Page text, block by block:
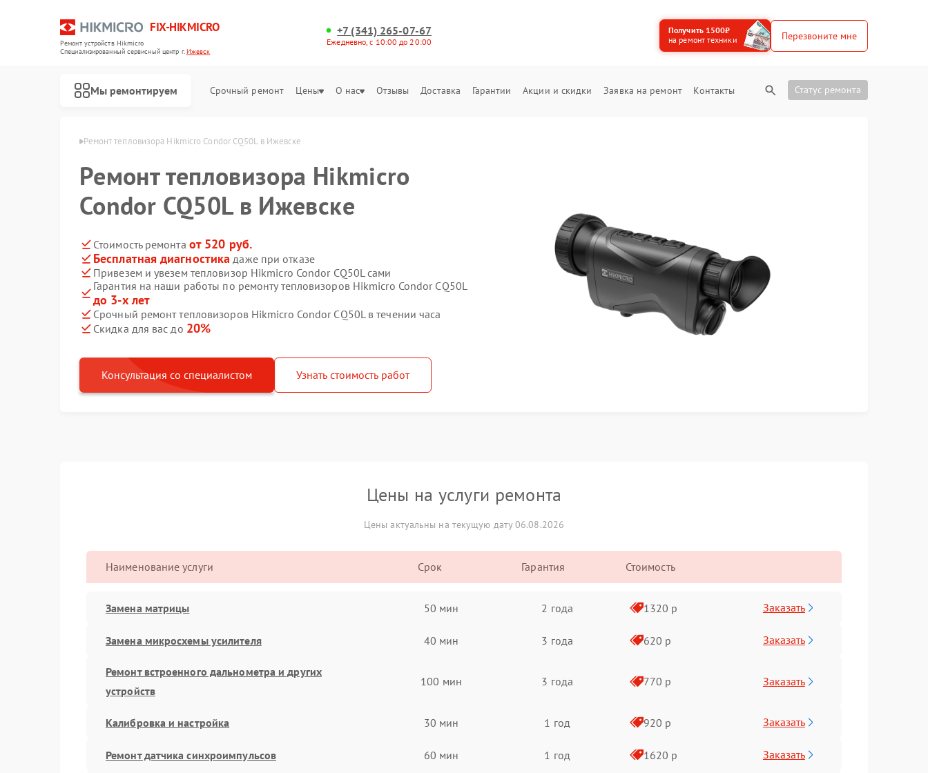
FIX-HIKMICRO
Ремонт устройств Hikmicro
Специализированный cервисный центр г.Ижевск
+7 (341) 265-07-67
Ежедневно, с 10:00 до 20:00
Получить 1500₽
на ремонт техники
Перезвоните мне
Мы ремонтируем Срочный ремонт Цены О нас Отзывы Доставка Гарантии Акции и скидки Заявка на ремонт Контакты Статус ремонта
Ремонт тепловизора Hikmicro Condor CQ50L в Ижевске
Ремонт тепловизора Hikmicro
Condor CQ50L в Ижевске
Стоимость ремонта от 520 руб.
Бесплатная диагностика даже при отказе
Привезем и увезем тепловизор Hikmicro Condor CQ50L сами
Гарантия на наши работы по ремонту тепловизоров Hikmicro Condor CQ50L
до 3-х лет
Срочный ремонт тепловизоров Hikmicro Condor CQ50L в течении часа
Скидка для вас до 20%
Консультация со специалистом Узнать стоимость работ
Цены на услуги ремонта
Цены актуальны на текущую дату 06.08.2026
Наименование услуги Срок Гарантия Стоимость
Замена матрицы 50 мин 2 года 1320 р Заказать
Замена микросхемы усилителя 40 мин 3 года 620 р Заказать
Ремонт встроенного дальнометра и других
устройств
100 мин 3 года 770 р Заказать
Калибровка и настройка 30 мин 1 год 920 р Заказать
Ремонт датчика синхроимпульсов 60 мин 1 год 1620 р Заказать